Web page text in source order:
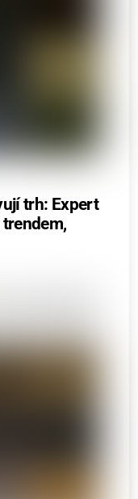
trh: Expert